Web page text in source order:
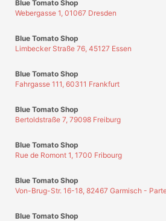
Blue Tomato Shop
Webergasse 1, 01067 Dresden
Blue Tomato Shop
Limbecker Straße 76, 45127 Essen
Blue Tomato Shop
Fahrgasse 111, 60311 Frankfurt
Blue Tomato Shop
Bertoldstraße 7, 79098 Freiburg
Blue Tomato Shop
Rue de Romont 1, 1700 Fribourg
Blue Tomato Shop
Von-Brug-Str. 16-18, 82467 Garmisch -
Blue Tomato Shop